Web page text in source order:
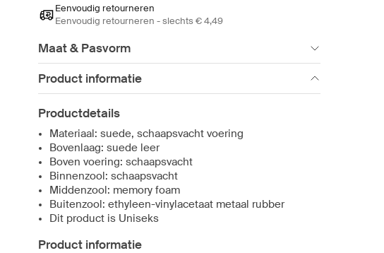
Eenvoudig retourneren
Eenvoudig retourneren - slechts € 4,49
Maat & Pasvorm
Product informatie
Productdetails
Materiaal: suede, schaapsvacht voering
Bovenlaag: suede leer
Boven voering: schaapsvacht
Binnenzool: schaapsvacht
Middenzool: memory foam
Buitenzool: ethyleen-vinylacetaat metaal rubber
Dit product is Uniseks
Product informatie